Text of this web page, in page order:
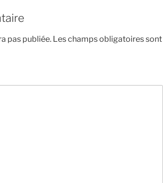
pas publiée. Les champs obligatoires sont